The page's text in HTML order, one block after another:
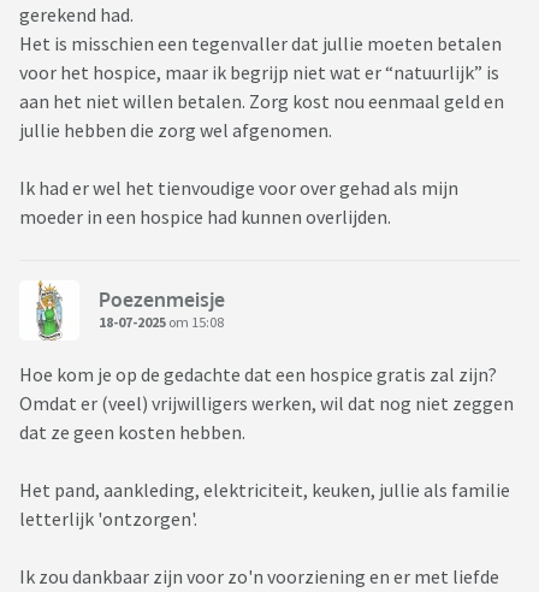
gerekend had.
Het is misschien een tegenvaller dat jullie moeten betalen
voor het hospice, maar ik begrijp niet wat er “natuurlijk” is
aan het niet willen betalen. Zorg kost nou eenmaal geld en
jullie hebben die zorg wel afgenomen.
Ik had er wel het tienvoudige voor over gehad als mijn
moeder in een hospice had kunnen overlijden.
Poezenmeisje
18-07-2025 om 15:08
Hoe kom je op de gedachte dat een hospice gratis zal zijn?
Omdat er (veel) vrijwilligers werken, wil dat nog niet zeggen
dat ze geen kosten hebben.
Het pand, aankleding, elektriciteit, keuken, jullie als familie
letterlijk 'ontzorgen'.
Ik zou dankbaar zijn voor zo'n voorziening en er met liefde